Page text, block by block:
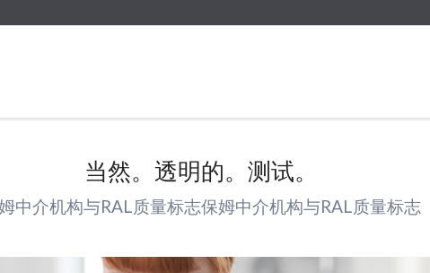
当然。透明的。测试。
中介机构与RAL质量标志保姆中介机构与RAL质量标志